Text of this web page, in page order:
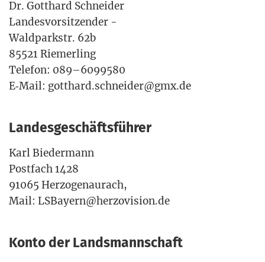
Dr. Gott­hard Schnei­der
Lan­des­vor­sit­zen­der -
Wald­park­str. 62b
85521 Rie­mer­ling
Tele­fon: 089–6099580
E‑Mail: gotthard.schneider@gmx.de
Landesgeschäftsführer
Karl Bie­der­mann
Post­fach 1428
91065 Her­zo­gen­au­rach,
Mail: LSBayern@herzovision.de
Konto der Landsmannschaft